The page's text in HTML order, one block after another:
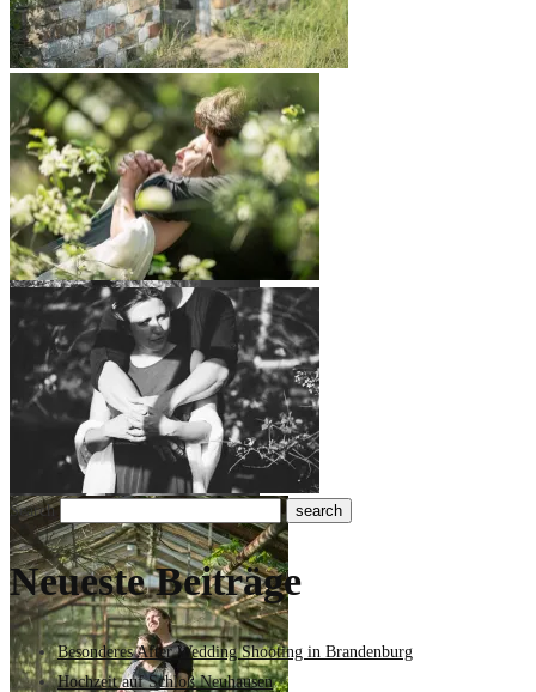
Search
Neueste Beiträge
Besonderes After Wedding Shooting in Brandenburg
Hochzeit auf Schloß Neuhausen